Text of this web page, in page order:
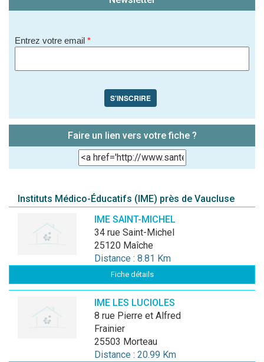
Entrez votre email *
S'INSCRIRE
Faire un lien vers votre fiche ?
Instituts Médico-Éducatifs (IME) près de Vaucluse
IME SAINT-MICHEL
34 rue Saint-Michel
25120 Maîche
Distance : 8.81 Km
Fiche détails
IME LES LUCIOLES
8 rue Pierre et Alfred
Frainier
25503 Morteau
Distance : 20.99 Km